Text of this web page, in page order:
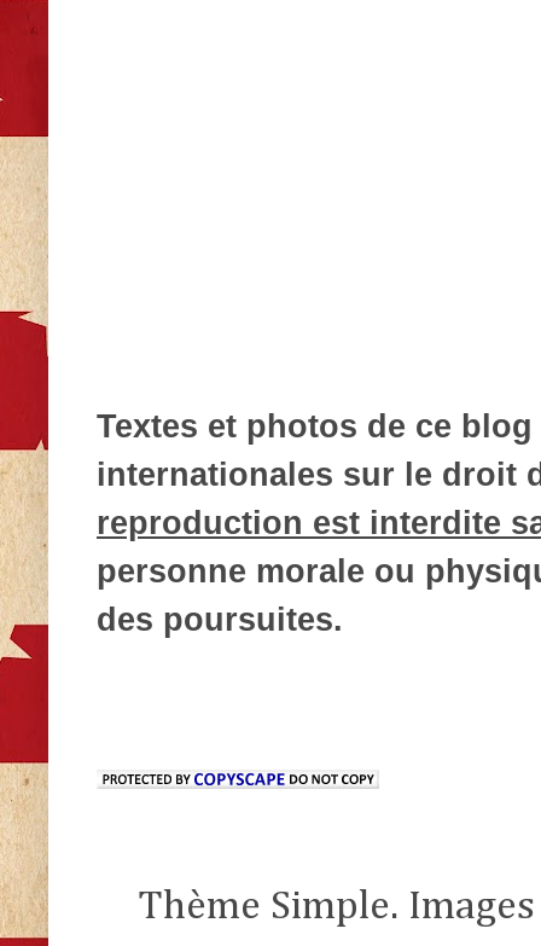
Textes et photos de ce
internationales sur le droit
reproduction est interdite
personne morale ou
des poursuites.
Thème Simple.